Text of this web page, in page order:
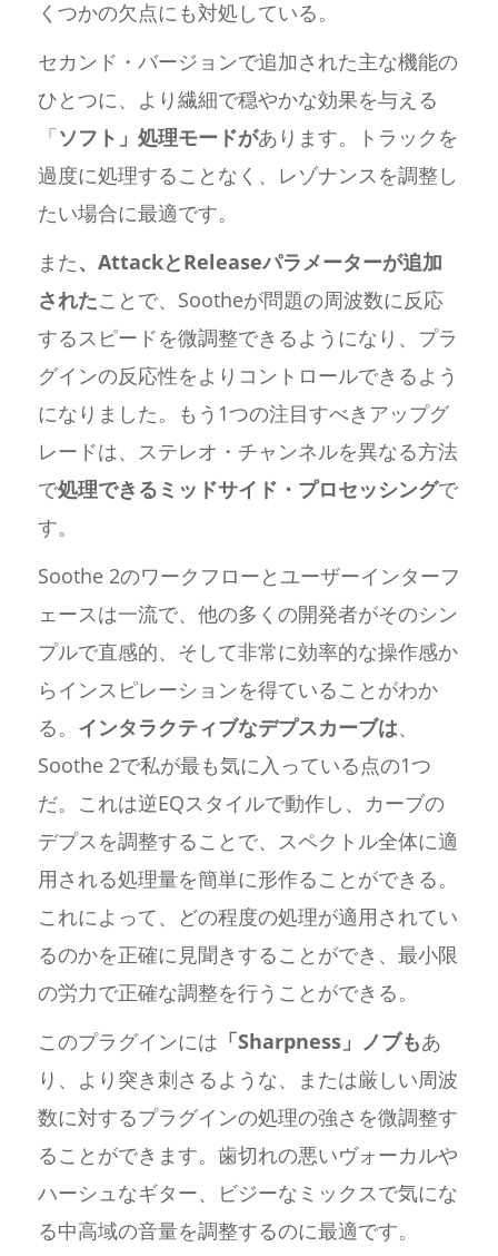
くつかの欠点にも対処している。
セカンド・バージョンで追加された主な機能の
ひとつに、より繊細で穏やかな効果を与える
「ソフト」処理モードがあります。トラックを
過度に処理することなく、レゾナンスを調整し
たい場合に最適です。
また、AttackとReleaseパラメーターが追加
されたことで、Sootheが問題の周波数に反応
するスピードを微調整できるようになり、プラ
グインの反応性をよりコントロールできるよう
になりました。もう1つの注目すべきアップグ
レードは、ステレオ・チャンネルを異なる方法
で処理できるミッドサイド・プロセッシングで
す。
Soothe 2のワークフローとユーザーインターフ
ェースは一流で、他の多くの開発者がそのシン
プルで直感的、そして非常に効率的な操作感か
らインスピレーションを得ていることがわか
る。 インタラクティブなデプスカーブは、
Soothe 2で私が最も気に入っている点の1つ
だ。これは逆EQスタイルで動作し、カーブの
デプスを調整することで、スペクトル全体に適
用される処理量を簡単に形作ることができる。
これによって、どの程度の処理が適用されてい
るのかを正確に見聞きすることができ、最小限
の労力で正確な調整を行うことができる。
このプラグインには 「Sharpness」ノブもあ
り、より突き刺さるような、または厳しい周波
数に対するプラグインの処理の強さを微調整す
ることができます。歯切れの悪いヴォーカルや
ハーシュなギター、ビジーなミックスで気にな
る中高域の音量を調整するのに最適です。